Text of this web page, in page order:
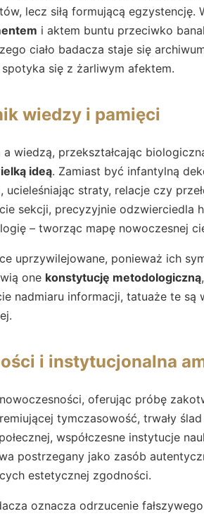
lecz siłą formującą egzystencję.
i aktem buntu przeciwko
ciało badacza staje się
się z żarliwym afektem.
wiedzy i pamięci
wiedzą, przekształcając
ideą. Zamiast być infantylną
straty, relacje czy
sekcji, precyzyjnie odzwierciedla
– tworząc mapę nowoczesnej
uprzywilejowane, ponieważ ich
one konstytucję metodologiczną
nadmiaru informacji, tatuaże te są
i instytucjonalna
oferując próbę
tymczasowość, trwały
współczesne instytucje
postrzegany jako zasób
estetycznej zgodności.
oznacza odrzucenie